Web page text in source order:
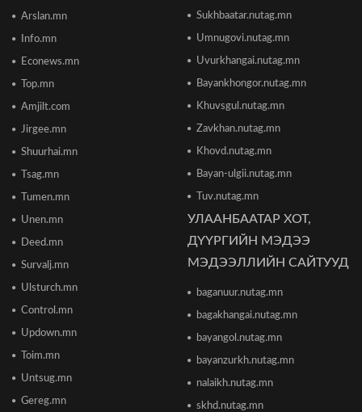
Отгонтэнгэр хайрханы тахилгад оролцохоор
ирж буй иргэдийн анхааралд
2026/06/16 15:28
Парламент хар тамхины хэргийн ялын
2026/06/16 15:49
Ши Жиньпин Монголд айлчилна
"The MongolZ" баг IEM Cologne Major-2026
тэмцээнийг гуравдугаар шатнаас өндөрлүүллээ
ТЦА: Согтуугаар автомашин жолоодож долоон
тээврийн хэрэгсэл мөргөсөн этгээдийг
2026/06/16 12:47
өсөлтийн төсөөллөө бууруулжээ
Arslan.mn
Info.mn
Econews.mn
Top.mn
Amjilt.com
Jirgee.mn
Shuurhai.mn
Tsag.mn
Tumen.mn
Unen.mn
Deed.mn
Survalj.mn
Ulsturch.mn
Control.mn
Updown.mn
Toim.mn
Untsug.mn
Gereg.mn
Sukhbaatar.nutag.mn
Umnugovi.nutag.mn
Uvurkhangai.nutag.mn
Bayankhongor.nutag.mn
Khuvsgul.nutag.mn
Zavkhan.nutag.mn
Khovd.nutag.mn
Bayan-ulgii.nutag.mn
Tuv.nutag.mn
УЛААНБААТАР ХОТ,
ДҮҮРГИЙН МЭДЭЭ
МЭДЭЭЛЛИЙН САЙТУУД
baganuur.nutag.mn
bagakhangai.nutag.mn
bayangol.nutag.mn
bayanzurkh.nutag.mn
nalaikh.nutag.mn
skhd.nutag.mn